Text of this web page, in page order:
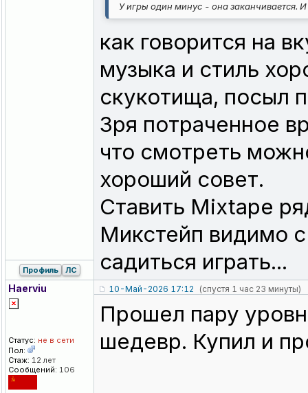
У игры один минус - она заканчивается.
как говорится на
музыка и стиль
скукотища, посыл
Зря потраченное
что смотреть
хороший совет.
Ставить Mixtape
Микстейп видимо
садиться играть...
Профиль ЛС
Haerviu
Статус: не в сети
Пол:
Стаж: 12 лет
Сообщений: 106
10-Май-2026 17:12 (спустя 1 час 23 минуты)
Прошел пару
шедевр. Купил и